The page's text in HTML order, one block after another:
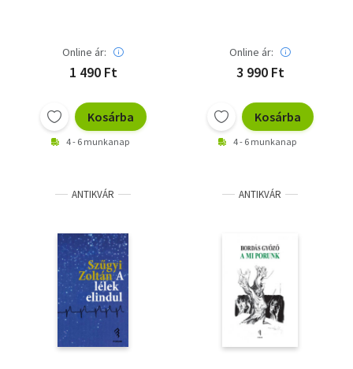
Online ár:
1 490 Ft
Kosárba
4 - 6 munkanap
Online ár:
3 990 Ft
Kosárba
4 - 6 munkanap
ANTIKVÁR ANTIKVÁR